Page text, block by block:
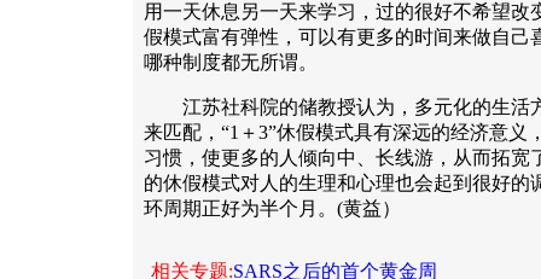
用一天休息另一天来学习，过的很好不希望改
假模式富有弹性，可以有更多的时间来做自己
哪种制度都无所谓。
江苏社科院的储教授认为，多元化的生活
来匹配，“1＋3”休假模式具有深远的经济意义
习惯，使更多的人倾向中、长线游，从而拓宽
的休假模式对人的生理和心理也会起到很好的
环周期正好为半个月。(黄益）
相关专题:SARS之后的首个黄金周